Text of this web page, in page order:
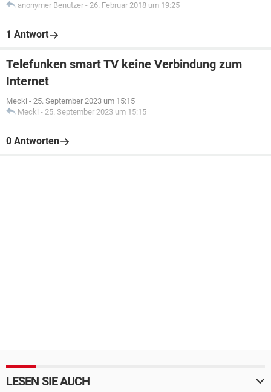
anonymer Benutzer - 26. Februar 2018 um 19:25
1 Antwort
Telefunken smart TV keine Verbindung zum
Internet
Mecki - 25. September 2023 um 15:15
Mecki - 25. September 2023 um 15:15
0 Antworten
LESEN SIE AUCH